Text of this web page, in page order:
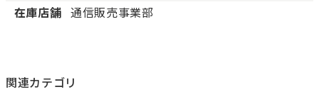
在庫店舗 通信販売事業部
関連カテゴリ